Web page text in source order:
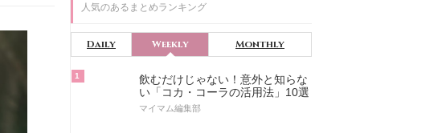
人気のあるまとめランキング
Daily Weekly Monthly
1
飲むだけじゃない！意外と知らな
い「コカ・コーラの活用法」10選
マイマム編集部